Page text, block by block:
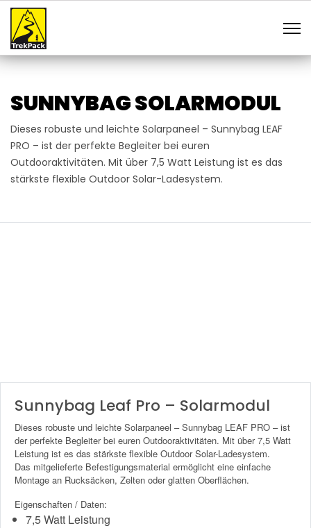
SUNNYBAG SOLARMODUL
Dieses robuste und leichte Solarpaneel – Sunnybag LEAF
PRO – ist der perfekte Begleiter bei euren
Outdooraktivitäten. Mit über 7,5 Watt Leistung ist es das
stärkste flexible Outdoor Solar-Ladesystem.
Sunnybag Leaf Pro – Solarmodul
Dieses robuste und leichte Solarpaneel – Sunnybag LEAF PRO – ist
der perfekte Begleiter bei euren Outdooraktivitäten. Mit über 7,5 Watt
Leistung ist es das stärkste flexible Outdoor Solar-Ladesystem.
Das mitgelieferte Befestigungsmaterial ermöglicht eine einfache
Montage an Rucksäcken, Zelten oder glatten Oberflächen.
Eigenschaften / Daten:
7,5 Watt Leistung